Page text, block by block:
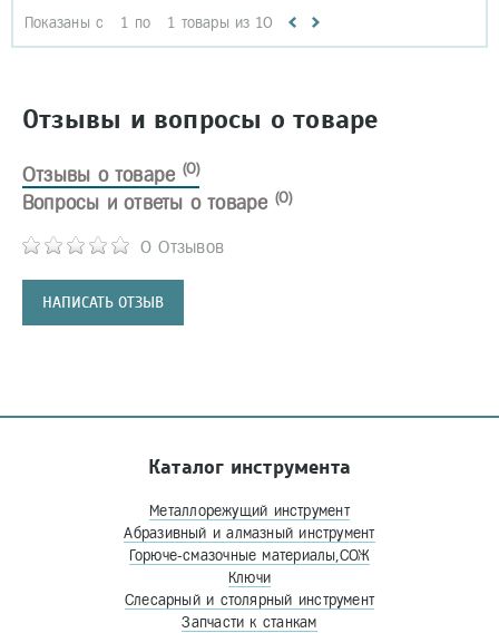
Показаны с 1 по 1 товары из 10
Отзывы и вопросы о товаре
Отзывы о товаре (0)
0 Отзывов
НАПИСАТЬ ОТЗЫВ
Вопросы и ответы о товаре (0)
Каталог инструмента
Металлорежущий инструмент
Абразивный и алмазный инструмент
Горюче-смазочные материалы,СОЖ
Ключи
Слесарный и столярный инструмент
Запчасти к станкам